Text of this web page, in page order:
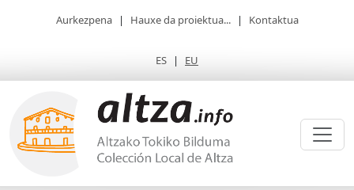
Aurkezpena | Hauxe da proiektua... | Kontaktua
ES | EU